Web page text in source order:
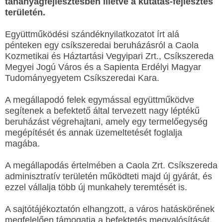
területén.
Együttműködési szándéknyilatkozatot írt alá
pénteken egy csíkszeredai beruházásról a Caola
Kozmetikai és Háztartási Vegyipari Zrt., Csíkszereda
Megyei Jogú Város és a Sapienta Erdélyi Magyar
Tudományegyetem Csíkszeredai Kara.
A megállapodó felek egymással együttműködve
segítenek a befektető által tervezett nagy léptékű
beruházást végrehajtani, amely egy termelőegység
megépítését és annak üzemeltetését foglalja
magába.
A megállapodás értelmében a Caola Zrt. Csíkszereda
adminisztratív területén működteti majd új gyárát, és
ezzel vállalja több új munkahely teremtését is.
A sajtótájékoztatón elhangzott, a város hatáskörének
megfelelően támogatja a befektetés megvalósítását,